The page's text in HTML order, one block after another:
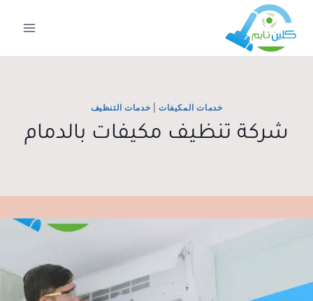
التجاوز
المحتوى
خدمات المكيفات| خدمات التنظيف
شركة تنظيف مكيفات بالدمام